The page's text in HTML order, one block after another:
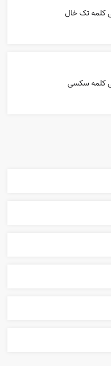
کلمه تک خال
کلمه سکسی